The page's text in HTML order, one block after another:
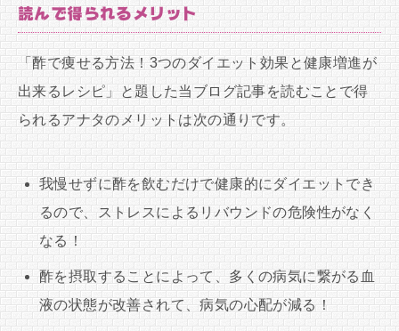
読んで得られるメリット
「酢で痩せる方法！3つのダイエット効果と健康増進が
出来るレシピ」と題した当ブログ記事を読むことで得
られるアナタのメリットは次の通りです。
我慢せずに酢を飲むだけで健康的にダイエットでき
るので、ストレスによるリバウンドの危険性がなく
なる！
酢を摂取することによって、多くの病気に繋がる血
液の状態が改善されて、病気の心配が減る！